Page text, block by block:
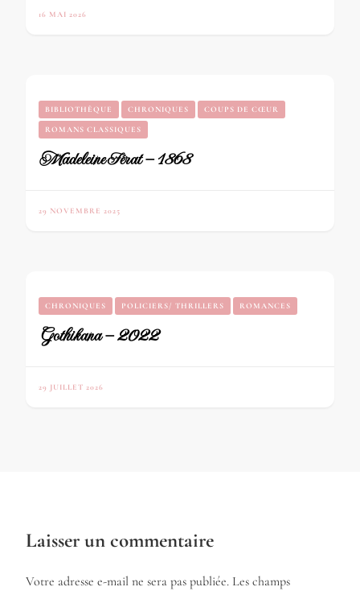
16 MAI 2026
BIBLIOTHÈQUE CHRONIQUES COUPS DE CŒUR
ROMANS CLASSIQUES
Madeleine Férat – 1868
29 NOVEMBRE 2025
CHRONIQUES POLICIERS/ THRILLERS ROMANCES
Gothikana – 2022
29 JUILLET 2026
Laisser un commentaire
Votre adresse e-mail ne sera pas publiée. Les champs